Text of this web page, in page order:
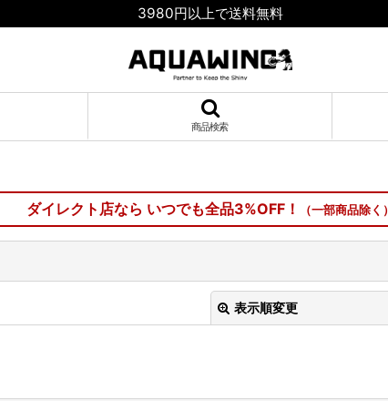
3980円以上で送料無料
商品検索
ダイレクト店なら いつでも全品3%OFF！ （一部商品除く）
表示順変更